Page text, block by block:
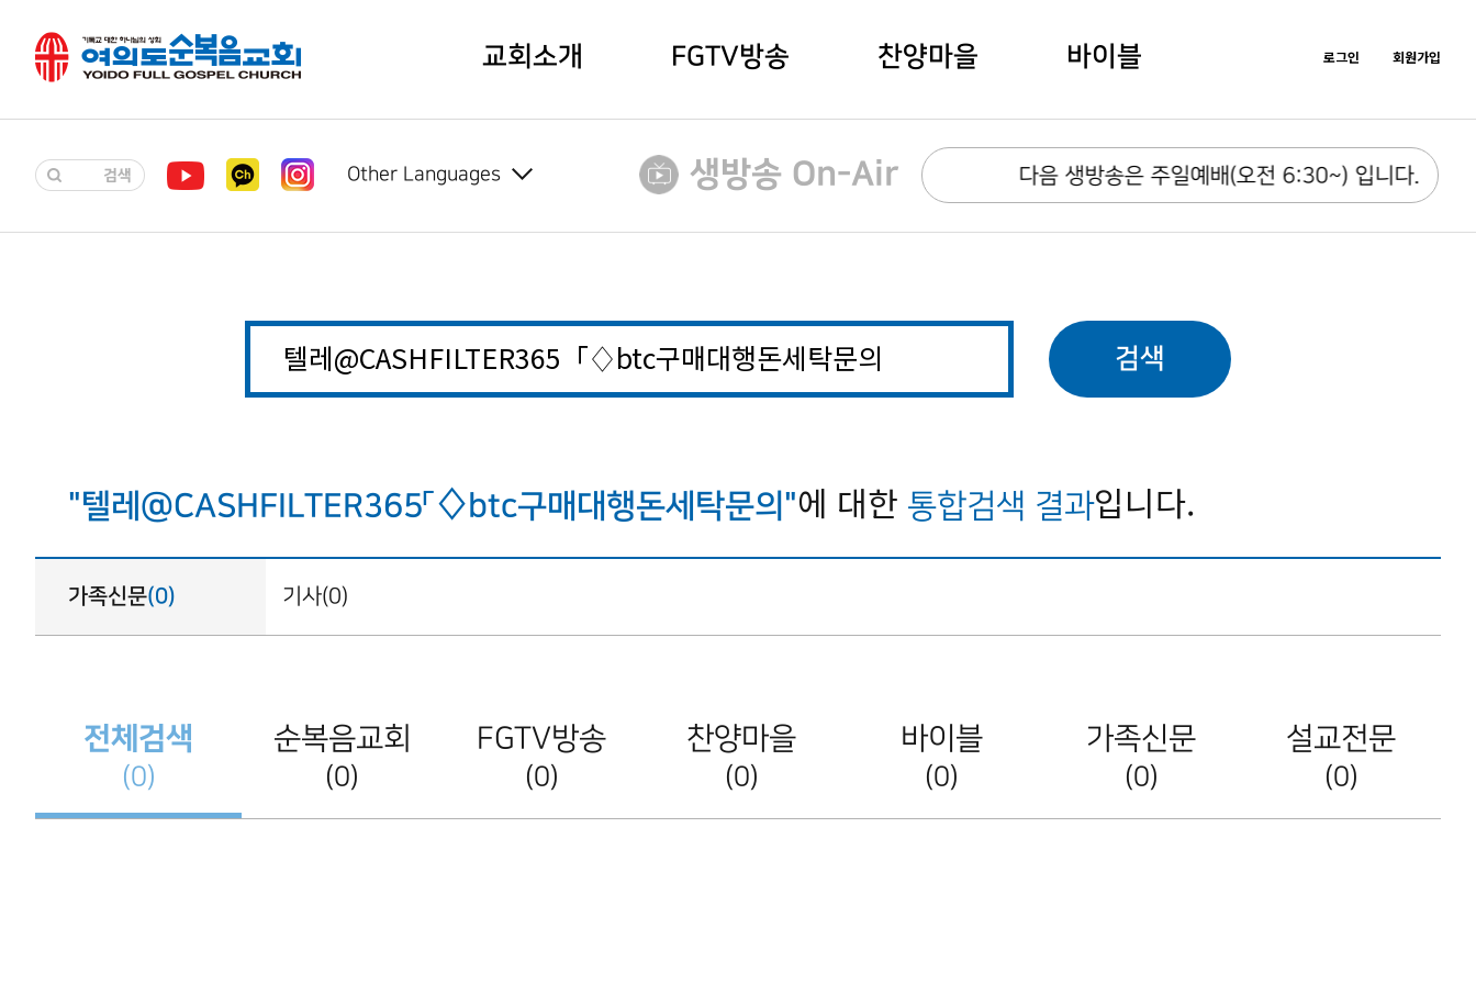
교회소개 FGTV방송 찬양마을 바이블 로그인 회원가입
Other Languages 생방송 On-Air 다음 생방송은 주일예배(오전 6:30~) 입니다.
검색
"텔레@CASHFILTER365「♢btc구매대행돈세탁문의"에 대한 통합검색 결과입니다.
가족신문(0) 기사(0)
전체검색
(0)
순복음교회
(0)
FGTV방송
(0)
찬양마을
(0)
바이블
(0)
가족신문
(0)
설교전문
(0)